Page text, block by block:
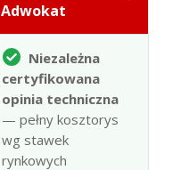
Adwokat
Niezależna
certyfikowana
opinia techniczna
— pełny kosztorys
wg stawek
rynkowych